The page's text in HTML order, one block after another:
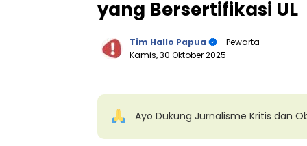
yang Bersertifikasi UL
Tim Hallo Papua
- Pewarta
Kamis, 30 Oktober 2025
Ayo Dukung Jurnalisme Kritis dan